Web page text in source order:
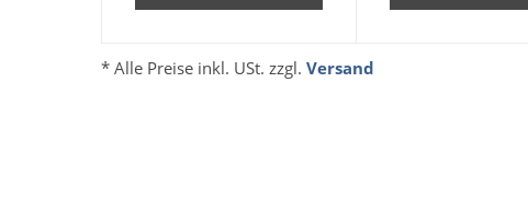
* Alle Preise inkl. USt. zzgl. Versand